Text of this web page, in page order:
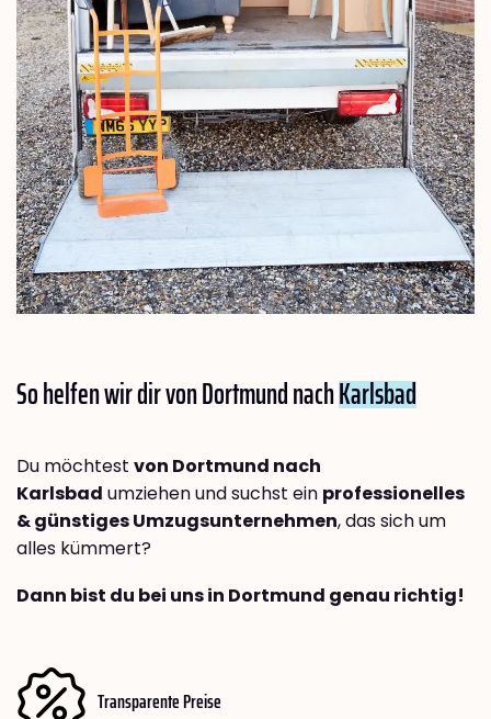
So helfen wir dir von Dortmund nachKarlsbad
Du möchtest von Dortmund nach
Karlsbad umziehen und suchst ein professionelles
& günstiges Umzugsunternehmen, das sich um
alles kümmert?
Dann bist du bei uns in Dortmund genau richtig!
Transparente Preise